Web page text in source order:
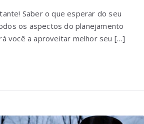
Saber o que esperar do seu
os aspectos do planejamento
você a aproveitar melhor seu […]